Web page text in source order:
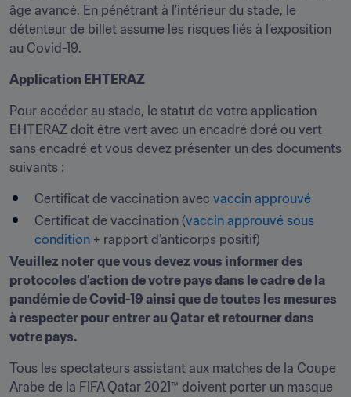
âge avancé. En pénétrant à l’intérieur du stade, le
détenteur de billet assume les risques liés à l’exposition
au Covid-19.
Application EHTERAZ
Pour accéder au stade, le statut de votre application
EHTERAZ doit être vert avec un encadré doré ou vert
sans encadré et vous devez présenter un des documents
suivants :
Certificat de vaccination avec vaccin approuvé
Certificat de vaccination (vaccin approuvé sous
condition + rapport d’anticorps positif)
Veuillez noter que vous devez vous informer des
protocoles d’action de votre pays dans le cadre de la
pandémie de Covid-19 ainsi que de toutes les mesures
à respecter pour entrer au Qatar et retourner dans
votre pays.
Tous les spectateurs assistant aux matches de la Coupe
Arabe de la FIFA Qatar 2021™ doivent porter un masque